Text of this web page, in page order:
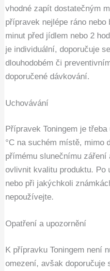
vhodné zapít dostatečným
přípravek nejlépe ráno nebo
minut před jídlem nebo 2
je individuální, doporučuje
dlouhodobém či
doporučené dávkování.
Uchovávání
Přípravek Toningem je
°C na suchém místě, mimo
přímému slunečnímu
ovlivnit kvalitu produktu. Po
nebo při jakýchkoli
nepoužívejte.
Opatření a upozornění
K přípravku Toningem není
omezení, avšak doporučuje